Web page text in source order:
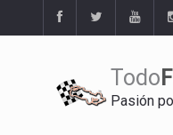
Todo
Pasión